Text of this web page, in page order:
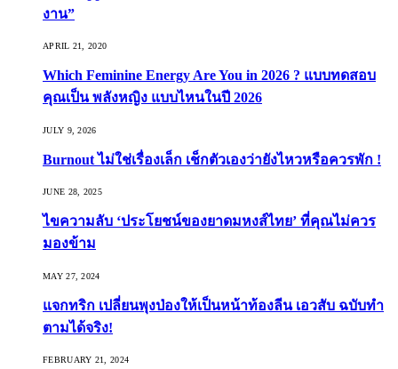
งาน”
APRIL 21, 2020
Which Feminine Energy Are You in 2026 ? แบบทดสอบ
คุณเป็น พลังหญิง แบบไหนในปี 2026
JULY 9, 2026
Burnout ไม่ใช่เรื่องเล็ก เช็กตัวเองว่ายังไหวหรือควรพัก !
JUNE 28, 2025
ไขความลับ ‘ประโยชน์ของยาดมหงส์ไทย’ ที่คุณไม่ควร
มองข้าม
MAY 27, 2024
แจกทริก เปลี่ยนพุงป่องให้เป็นหน้าท้องลีน เอวสับ ฉบับทำ
ตามได้จริง!
FEBRUARY 21, 2024